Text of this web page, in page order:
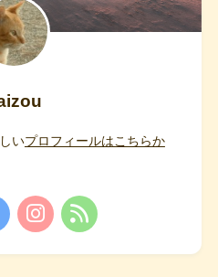
いプロフィールはこちらか